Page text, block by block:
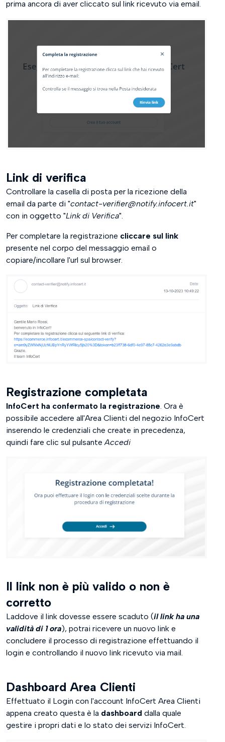
prima ancora di aver cliccato sul link ricevuto via email.
Link di verifica
Controllare la casella di posta per la ricezione della
email da parte di "contact-verifier@notify.infocert.it"
con in oggetto "Link di Verifica".
Per completare la registrazione cliccare sul link
presente nel corpo del messaggio email o
copiare/incollare l'url sul browser.
Registrazione completata
InfoCert ha confermato la registrazione . Ora è
possibile accedere all'Area Clienti del negozio InfoCert
inserendo le credenziali che create in precedenza,
quindi fare clic sul pulsante Accedi
Il link non è più valido o non è
corretto
Laddove il link dovesse essere scaduto (il link ha una
validità di 1 ora), potrai ricevere un nuovo link e
concludere il processo di registrazione effettuando il
login e controllando il nuovo link ricevuto via mail.
Dashboard Area Clienti
Effettuato il Login con l'account InfoCert Area Clienti
appena creato questa è la dashboard dalla quale
gestire i propri dati e lo stato dei servizi InfoCert.